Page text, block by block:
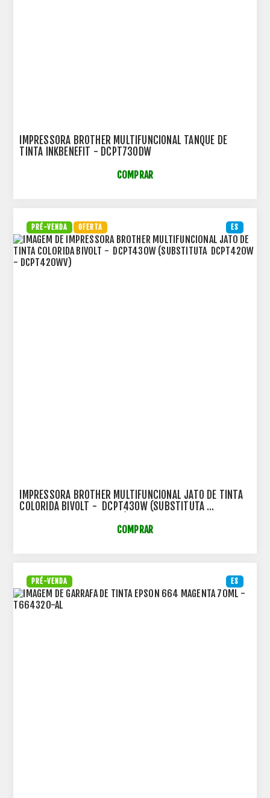
IMPRESSORA BROTHER MULTIFUNCIONAL TANQUE DE
TINTA INKBENEFIT - DCPT730DW
COMPRAR
ES
PRÉ-VENDA OFERTA
IMPRESSORA BROTHER MULTIFUNCIONAL JATO DE TINTA
COLORIDA BIVOLT - DCPT430W (SUBSTITUTA
COMPRAR
ES
PRÉ-VENDA